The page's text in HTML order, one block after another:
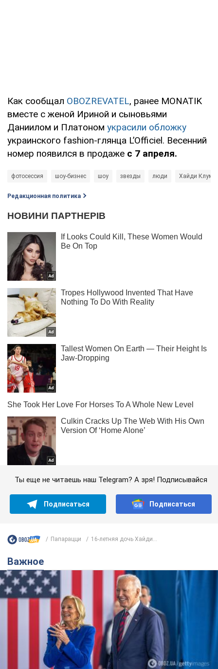
Как сообщал OBOZREVATEL, ранее MONATIK
вместе с женой Ириной и сыновьями
Даниилом и Платоном украсили обложку
украинского fashion-глянца L’Officiel. Весенний
номер появился в продаже с 7 апреля.
фотосессия шоу-бизнес шоу звезды люди Хайди Клум
Редакционная политика
Ты еще не читаешь наш Telegram? А зря! Подписывайся
Подписаться Подписаться
Папарацци 16-летняя дочь Хайди...
Важное